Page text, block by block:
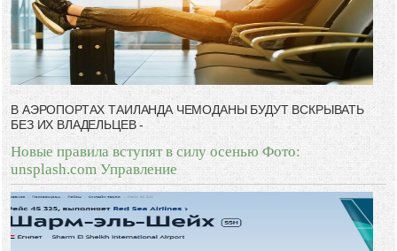
В АЭРОПОРТАХ ТАИЛАНДА ЧЕМОДАНЫ БУДУТ ВСКРЫВАТЬ
БЕЗ ИХ ВЛАДЕЛЬЦЕВ -
Новые правила вступят в силу осенью Фото:
unsplash.com Управление